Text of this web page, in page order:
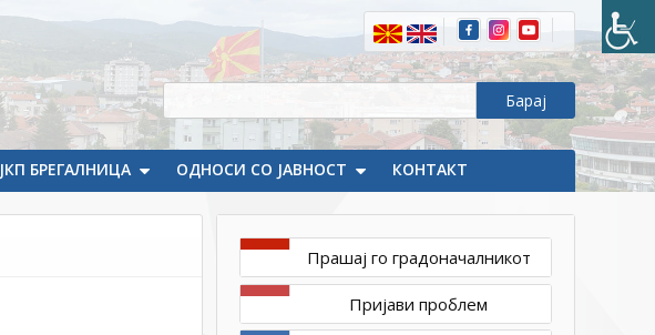
ЈКП БРЕГАЛНИЦА ОДНОСИ СО ЈАВНОСТ КОНТАКТ
Прашај го градоначалникот
Пријави проблем